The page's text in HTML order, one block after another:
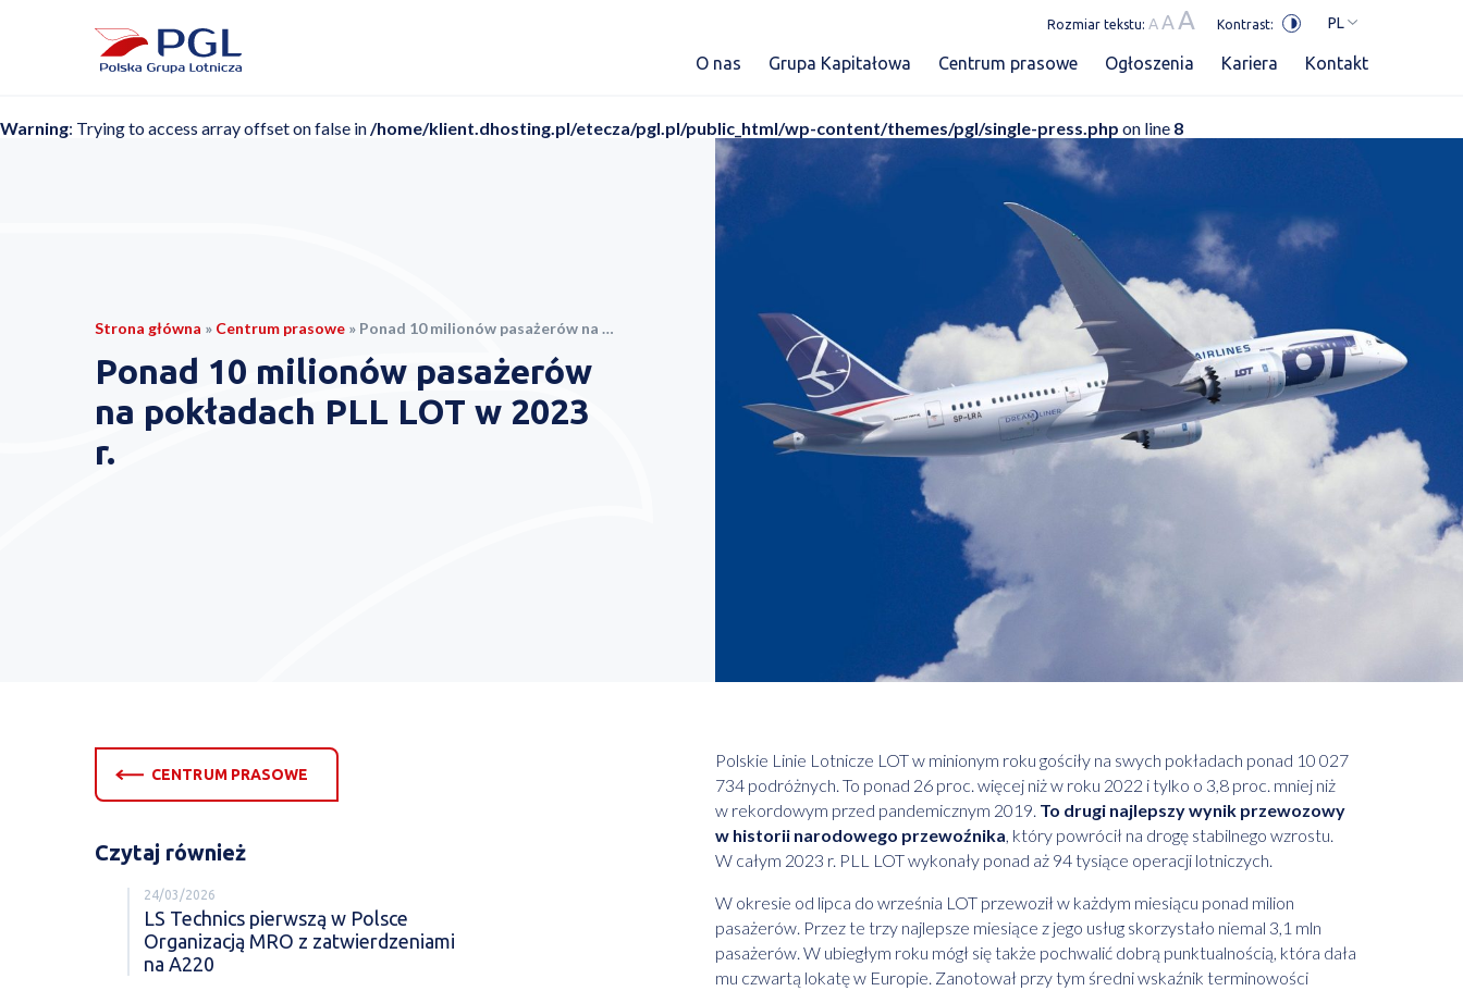
Rozmiar tekstu:A A A Kontrast: PL
O nas Grupa Kapitałowa Centrum prasowe Ogłoszenia Kariera Kontakt
Warning: Trying to access array offset on false in/home/klient.dhosting.pl/etecza/pgl.pl/public_html/wp-content/themes/pgl/single-press.php on line 8
Strona główna » Centrum prasowe » Ponad 10 milionów pasażerów na pokładach PLL LOT w 2023 r.
Ponad 10 milionów pasażerów
na pokładach PLL LOT w 2023
r.
Polskie Linie Lotnicze LOT w minionym roku gościły na swych pokładach ponad 10 027
734 podróżnych. To ponad 26 proc. więcej niż w roku 2022 i tylko o 3,8 proc. mniej niż
w rekordowym przed pandemicznym 2019. To drugi najlepszy wynik przewozowy
w historii narodowego przewoźnika, który powrócił na drogę stabilnego wzrostu.
W całym 2023 r. PLL LOT wykonały ponad aż 94 tysiące operacji lotniczych.
W okresie od lipca do września LOT przewoził w każdym miesiącu ponad milion
pasażerów. Przez te trzy najlepsze miesiące z jego usług skorzystało niemal 3,1 mln
pasażerów. W ubiegłym roku mógł się także pochwalić dobrą punktualnością, która dała
mu czwartą lokatę w Europie. Zanotował przy tym średni wskaźnik terminowości
CENTRUM PRASOWE
Czytaj również
24/03/2026
LS Technics pierwszą w Polsce
Organizacją MRO z zatwierdzeniami
na A220